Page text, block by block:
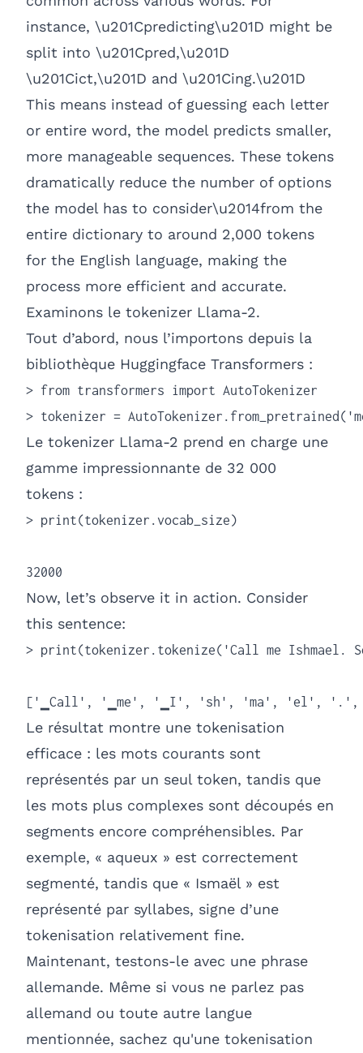
instance, \u201Cpredicting\u201D might be
split into \u201Cpred,\u201D
\u201Cict,\u201D and \u201Cing.\u201D
This means instead of guessing each letter
or entire word, the model predicts smaller,
more manageable sequences. These tokens
dramatically reduce the number of options
the model has to consider\u2014from the
entire dictionary to around 2,000 tokens
for the English language, making the
process more efficient and accurate.
Examinons le tokenizer Llama-2.
Tout d’abord, nous l’importons depuis la
bibliothèque Huggingface Transformers :
> from transformers import AutoTokenizer
> tokenizer =
Le tokenizer Llama-2 prend en charge une
gamme impressionnante de 32 000
tokens :
> print(tokenizer.vocab_size)
32000
Now, let’s observe it in action. Consider
this sentence:
> print(tokenizer.tokenize('Call me Ishmael.
['▁Call', '▁me', '▁I', 'sh', 'ma', 'el', '.',
Le résultat montre une tokenisation
efficace : les mots courants sont
représentés par un seul token, tandis que
les mots plus complexes sont découpés en
segments encore compréhensibles. Par
exemple, « aqueux » est correctement
segmenté, tandis que « Ismaël » est
représenté par syllabes, signe d’une
tokenisation relativement fine.
Maintenant, testons-le avec une phrase
allemande. Même si vous ne parlez pas
allemand ou toute autre langue
mentionnée, sachez qu'une tokenisation